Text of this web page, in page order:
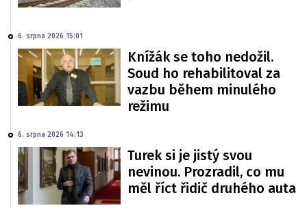
6. srpna 2026 15:01
Knížák se toho nedožil.
Soud ho rehabilitoval za
vazbu během minulého
režimu
6. srpna 2026 14:13
Turek si je jistý svou
nevinou. Prozradil, co mu
měl říct řidič druhého auta